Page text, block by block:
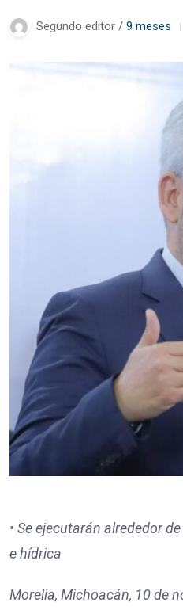
Segundo editor / 9 meses
• Se ejecutarán alrededor
e hídrica
Morelia, Michoacán, 10 de